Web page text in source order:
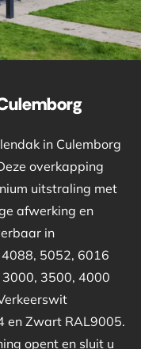
in Culemborg
overkapping
uitstraling met
afwerking en
in
5052, 6016
3500, 4000
en Zwart RAL9005.
opent en sluit u